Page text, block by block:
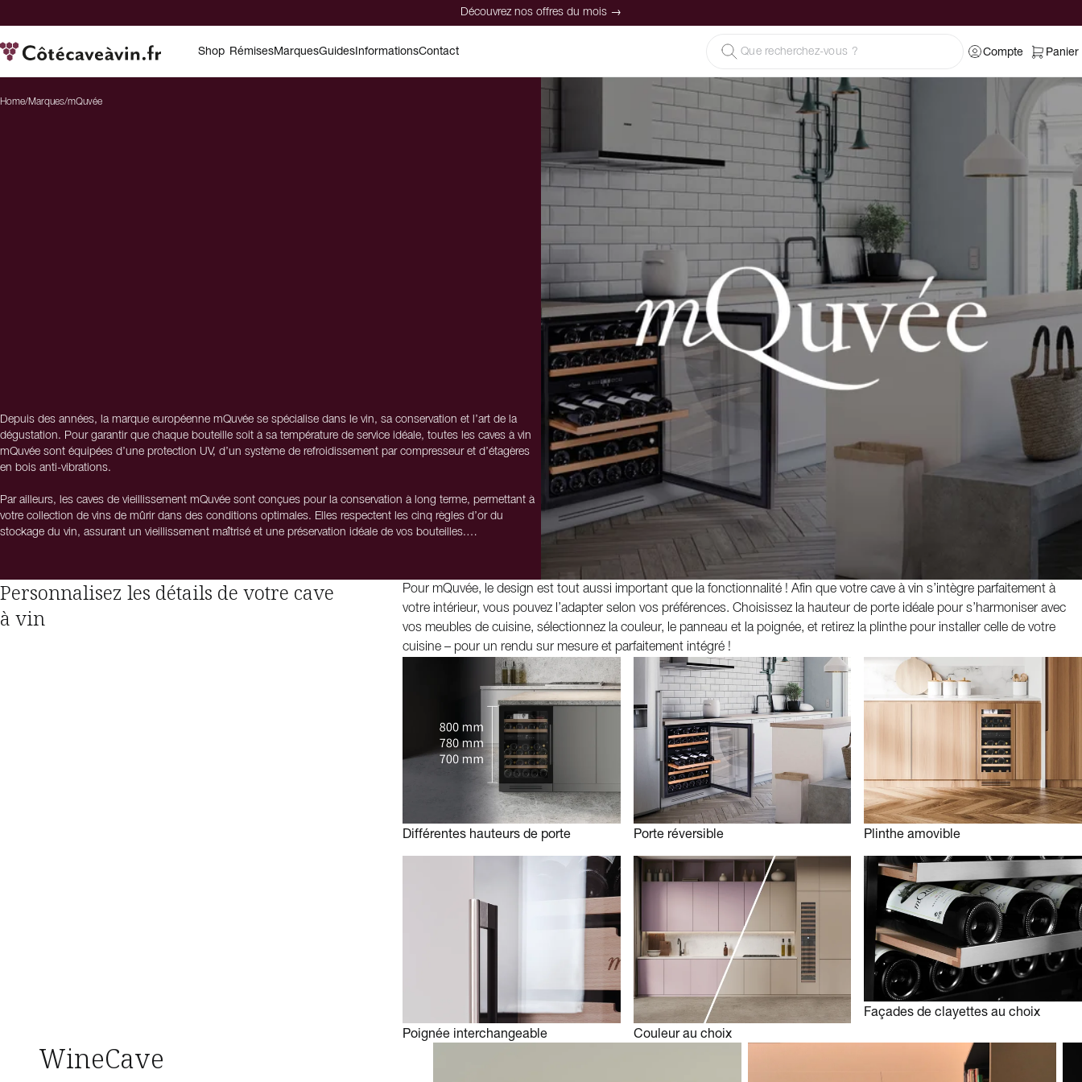
Découvrez nos offres du mois →
Shop RémisesMarquesGuidesInformationsContact Compte Panier
Home/Marques/mQuvée
Depuis des années, la marque européenne mQuvée se spécialise dans le vin, sa conservation et l’art de la
dégustation. Pour garantir que chaque bouteille soit à sa température de service idéale, toutes les caves à vin
mQuvée sont équipées d’une protection UV, d’un système de refroidissement par compresseur et d’étagères
en bois anti-vibrations.
Par ailleurs, les caves de vieillissement mQuvée sont conçues pour la conservation à long terme, permettant à
votre collection de vins de mûrir dans des conditions optimales. Elles respectent les cinq règles d’or du
stockage du vin, assurant un vieillissement maîtrisé et une préservation idéale de vos bouteilles.
également s’intégrer harmonieusement à votre intérieur. Les caves à vin mQuvée comptent parmi les plus
exclusives du marché, notamment grâce à la possibilité de personnaliser chaque détail selon votre style.
Personnalisez les détails de votre cave
à vin
Pour mQuvée, le design est tout aussi important que la fonctionnalité ! Afin que votre cave à vin s’intègre parfaitement à
votre intérieur, vous pouvez l’adapter selon vos préférences. Choisissez la hauteur de porte idéale pour s’harmoniser avec
vos meubles de cuisine, sélectionnez la couleur, le panneau et la poignée, et retirez la plinthe pour installer celle de votre
cuisine – pour un rendu sur mesure et parfaitement intégré !
Différentes hauteurs de porte Porte réversible Plinthe amovible
Poignée interchangeable Couleur au choix
Façades de clayettes au choix
WineCave